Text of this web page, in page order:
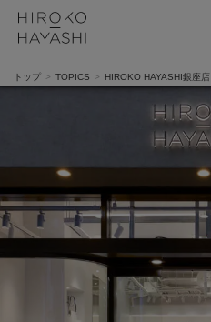
トップ TOPICS HIROKO HAYASHI銀座店